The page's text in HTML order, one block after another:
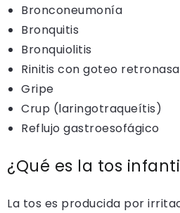
Bronconeumonía
Bronquitis
Bronquiolitis
Rinitis con goteo
Gripe
Crup (laringotraqueítis)
Reflujo gastroesofágico
¿Qué es la tos
La tos es producida por